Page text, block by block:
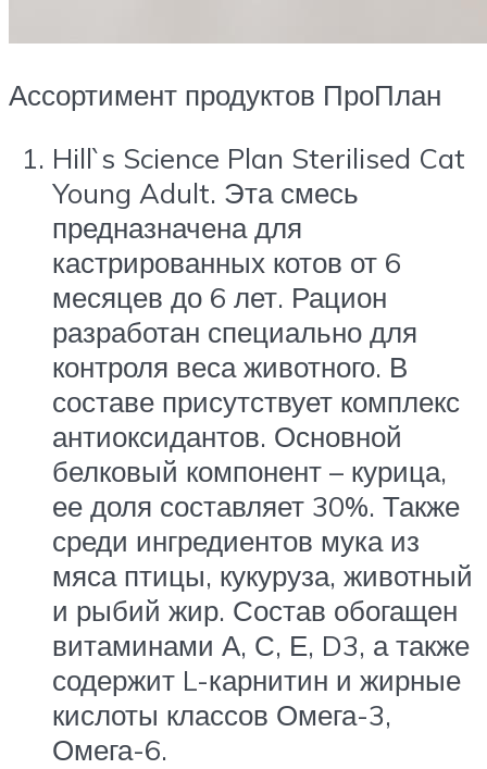
Ассортимент продуктов ПроПлан
Hill`s Science Plan Sterilised Cat
Young Adult. Эта смесь
предназначена для
кастрированных котов от 6
месяцев до 6 лет. Рацион
разработан специально для
контроля веса животного. В
составе присутствует комплекс
антиоксидантов. Основной
белковый компонент – курица,
ее доля составляет 30%. Также
среди ингредиентов мука из
мяса птицы, кукуруза, животный
и рыбий жир. Состав обогащен
витаминами А, С, Е, D3, а также
содержит L-карнитин и жирные
кислоты классов Омега-3,
Омега-6.